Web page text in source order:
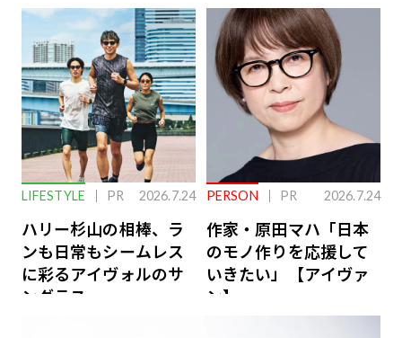
下を救う、脳のインナ
ーケアとは
LIFESTYLE PR 2026.7.24
ハリー杉山の相棒、ラ
ンも日常もシームレス
に彩るアイヴォルのサ
ングラス
PERSON PR 2026.7.24
作家・原田マハ「日本
のモノ作りを応援して
いきたい」【アイヴァ
ン】